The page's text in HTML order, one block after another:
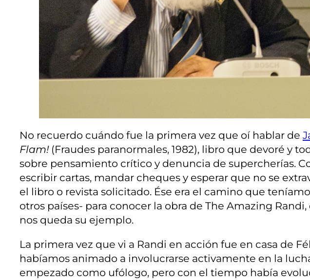
No recuerdo cuándo fue la primera vez que oí hablar de
Flam! (Fraudes paranormales, 1982), libro que devoré y
sobre pensamiento crítico y denuncia de supercherías.
escribir cartas, mandar cheques y esperar que no se
el libro o revista solicitado. Ése era el camino que
otros países- para conocer la obra de The Amazing
nos queda su ejemplo.
La primera vez que vi a Randi en acción fue en casa de
habíamos animado a involucrarse activamente en la
empezado como ufólogo, pero con el tiempo había